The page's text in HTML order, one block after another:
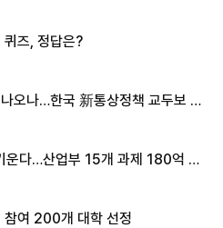
즈, 정답은?
오나…한국 新통상정책 교두보 활
운다…산업부 15개 과제 180억 지
참여 200개 대학 선정